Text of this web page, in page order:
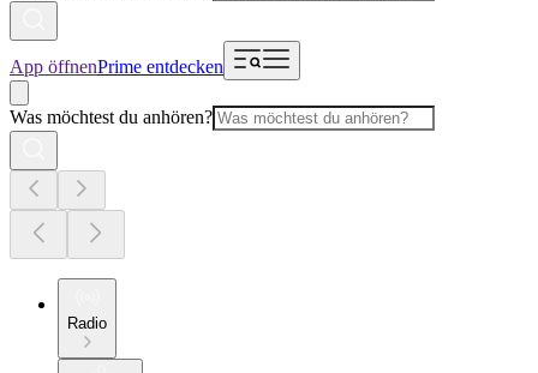
App öffnenPrime entdecken
Was möchtest du anhören?
Radio